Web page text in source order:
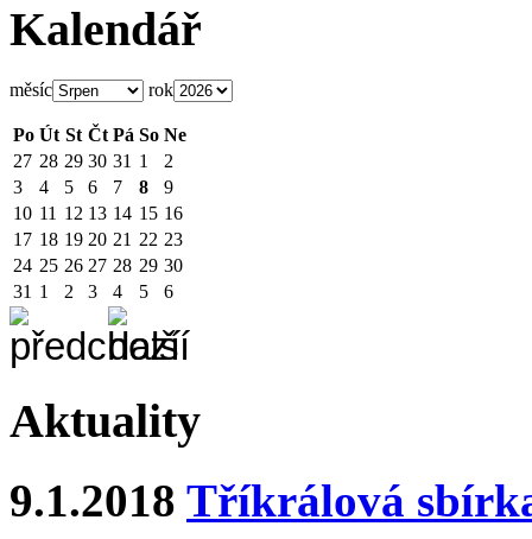
Kalendář
měsíc rok
Po Út St Čt Pá So Ne
27 28 29 30 31 1
2
3
4 5 6 7 8
9
10 11 12 13 14 15 16
17 18 19 20 21 22 23
24 25 26 27 28 29 30
31 1 2 3 4 5 6
Aktuality
9.1.2018 Tříkrálová